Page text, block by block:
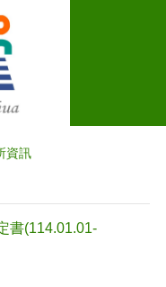
資訊
書(114.01.01-